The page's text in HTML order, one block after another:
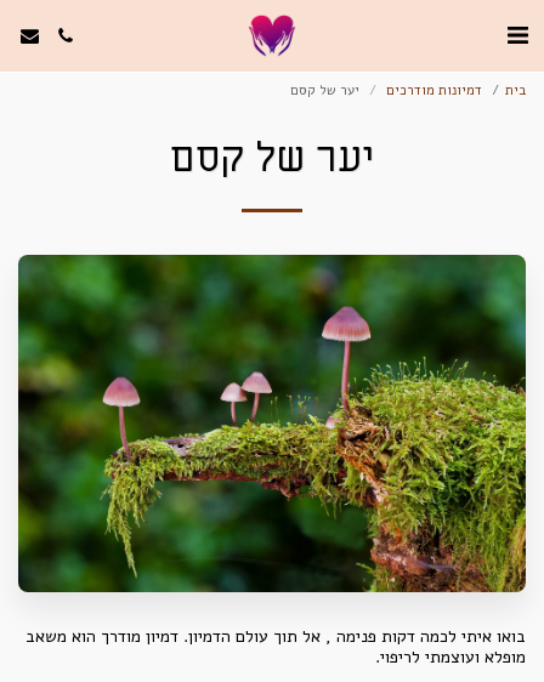
בית דמיונות מודרכים יער של קסם
יער של קסם
בואו איתי לכמה דקות פנימה , אל תוך עולם הדמיון. דמיון מודרך הוא משאב
מופלא ועוצמתי לריפוי.